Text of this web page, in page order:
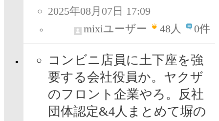
2025年08月07日 17:09
mixiユーザー
48人 0件
コンビニ店員に土下座を強
要する会社役員か。ヤクザ
のフロント企業やろ。反社
団体認定&4人まとめて塀の